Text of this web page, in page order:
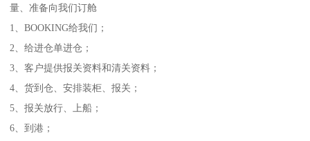
量、准备向我们订舱
1、BOOKING给我们；
2、给进仓单进仓；
3、客户提供报关资料和清关资料；
4、货到仓、安排装柜、报关；
5、报关放行、上船；
6、到港；